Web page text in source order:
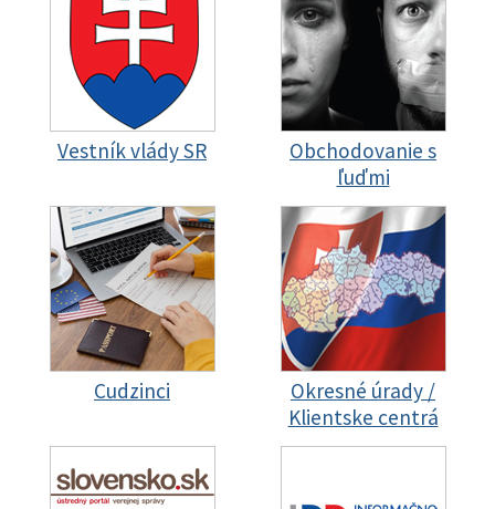
Vestník vlády SR
Obchodovanie s
ľuďmi
Cudzinci
Okresné úrady /
Klientske centrá